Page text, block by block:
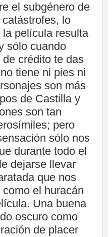
el subgénero de
lo
película resulta
sólo cuando
crédito te das
tiene ni pies ni
son más
de Castilla y
son tan
pero
sólo nos
durante todo el
dejarse llevar
que nos
el huracán
Una buena
oscuro como
de placer